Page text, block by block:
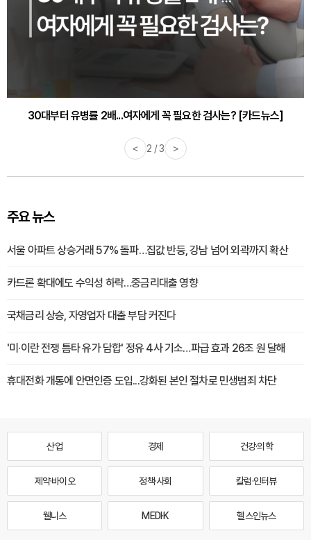
30대부터 유병률 2배...여자에게 꼭 필요한 검사는? [카드뉴스]
< 2 / 3 >
주요 뉴스
서울 아파트 상승거래 57% 돌파…집값 반등, 강남 넘어 외곽까지 확산
카드론 확대에도 수익성 하락…중금리대출 영향
국채금리 상승, 자영업자 대출 부담 커진다
'미·이란 전쟁 틈타 유가 담합' 정유 4사 기소…파급 효과 26조 원 달해
휴대전화 개통에 안면인증 도입...강화된 본인 절차로 민생범죄 차단
산업 경제 건강·의학
제약·바이오 정책·사회 칼럼·인터뷰
웰니스 MEDI·K 헬스인뉴스